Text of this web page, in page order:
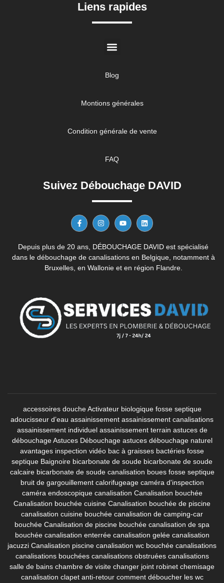
Liens rapides
Blog
Montions générales
Condition générale de vente
FAQ
Suivez Débouchage DAVID
Depuis plus de 20 ans, DÉBOUCHAGE DAVID est spécialisé
dans le débouchage de canalisations en Belgique, notamment à
Bruxelles, en Wallonie et en région Flandre.
accessoires douche Activateur biologique fosse septique
adoucisseur d’eau assainissement assainissement canalisations
assainissement individuel assainissement terrain astuces de
débouchage Astuces Débouchage astuces débouchage naturel
avantages inspection vidéo bac à graisses bactéries fosse
septique Baignoire bicarbonate de soude bicarbonate de soude
calcaire bicarbonate de soude canalisation boues fosse septique
bruit de gargouillement calorifugeage caméra d'inspection
caméra endoscopique canalisation Canalisation bouchée
Canalisation bouchée cuisine Canalisation bouchée de piscine
canalisation cuisine bouchée canalisation de camping-car
bouchée Canalisation de piscine bouchée canalisation de spa
bouchée canalisation enterrée canalisation gelée canalisation
jacuzzi Canalisation piscine canalisation wc bouchée canalisations
canalisations bouchées canalisations obstruées canalisations
salle de bains chambre de visite changer joint robinet chemisage
canalisation clapet anti-retour comment déboucher les wc